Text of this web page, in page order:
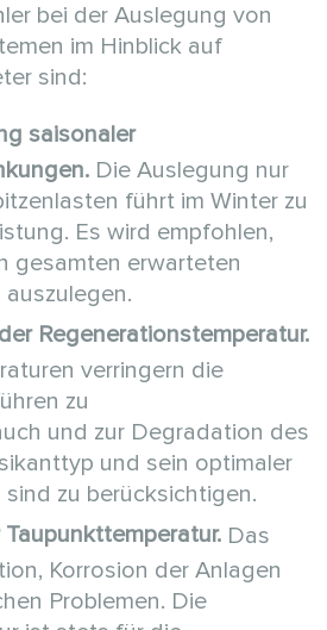
bei der Auslegung von
im Hinblick auf
sind:
saisonaler
Die Auslegung nur
führt im Winter zu
Es wird empfohlen,
gesamten erwarteten
Regenerationstemperatur.
verringern die
zu
und zur Degradation des
und sein optimaler
zu berücksichtigen.
Das
Korrosion der Anlagen
Problemen. Die